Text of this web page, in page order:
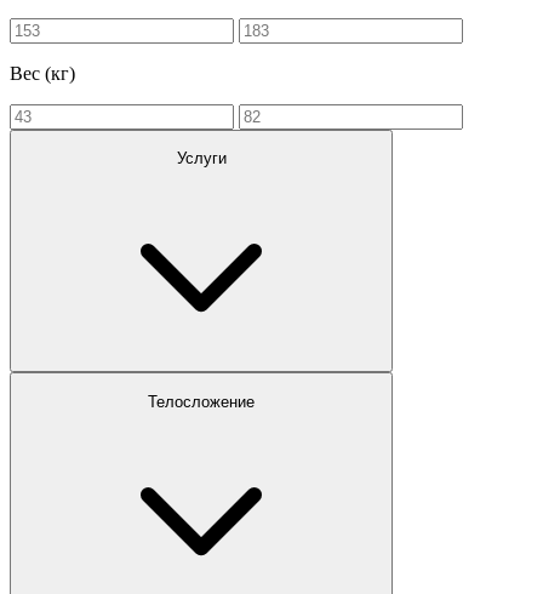
Вес (кг)
Услуги
Телосложение